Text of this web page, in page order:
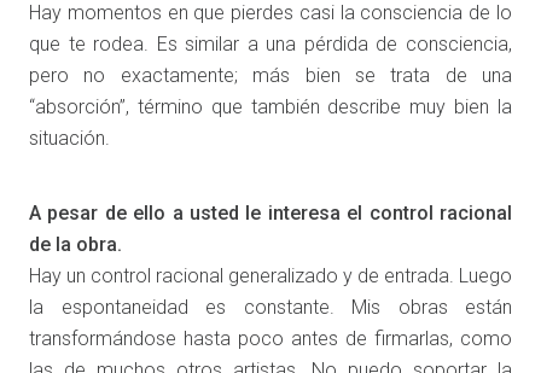
Hay momentos en que pierdes casi la consciencia de lo
que te rodea. Es similar a una pérdida de consciencia,
pero no exactamente; más bien se trata de una
“absorción”, término que también describe muy bien la
situación.
A pesar de ello a usted le interesa el control racional
de la obra.
Hay un control racional generalizado y de entrada. Luego
la espontaneidad es constante. Mis obras están
transformándose hasta poco antes de firmarlas, como